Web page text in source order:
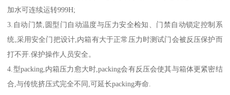
加水可连续运转999H;
3.自动门禁,圆型门自动温度与压力安全检知、门禁自动锁定控制系
统,采用安全门把设计,内箱有大于正常压力时测试门会被反压保护而
打不开.保护操作人员安全。
4.型packing,内箱压力愈大时,packing会有反压会使其与箱体更紧密结
合,与传统挤压式完全不同,可延长packing寿命.